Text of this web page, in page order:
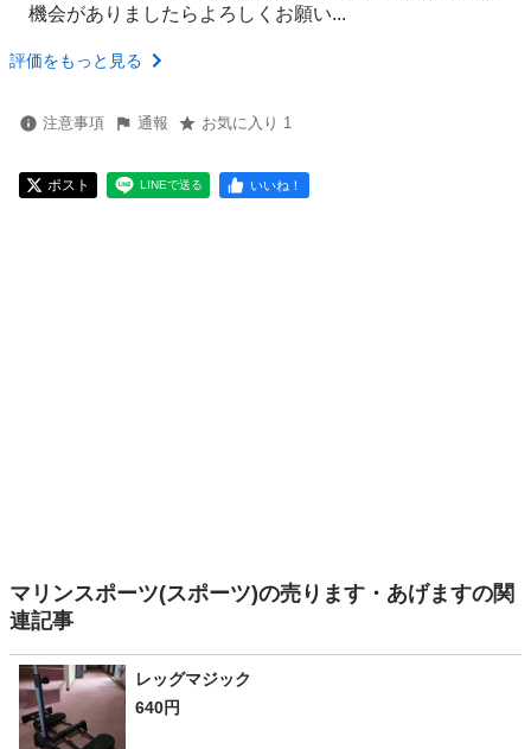
機会がありましたらよろしくお願い...
評価をもっと見る
注意事項 通報 お気に入り 1
ポスト LINEで送る いいね！
マリンスポーツ(スポーツ)の売ります・あげますの関
連記事
レッグマジック
640円